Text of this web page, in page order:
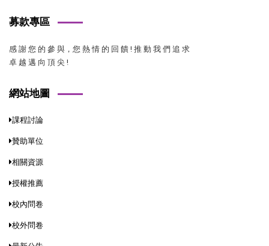
募款專區
感 謝 您 的 參 與，您 熱 情 的 回 饋 ! 推 動 我 們 追 求
卓 越 邁 向 頂 尖 !
網站地圖
課程討論
贊助單位
相關資源
授權推薦
校內問卷
校外問卷